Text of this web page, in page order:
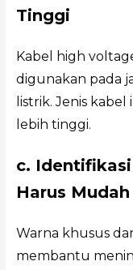
Tinggi
Kabel high
digunakan pada
listrik. Jenis kabel
lebih tinggi.
c.
Harus
Warna khusus
membantu